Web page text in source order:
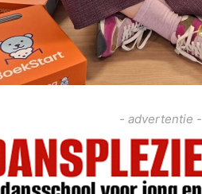
- advertentie -